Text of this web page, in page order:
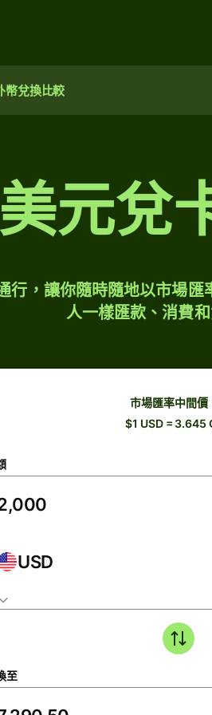
幣兌換比較
元兌
行，讓你隨時隨地以市場匯
人一樣匯款、消費
市場匯率中間價
$1 USD = 3.645
USD
至